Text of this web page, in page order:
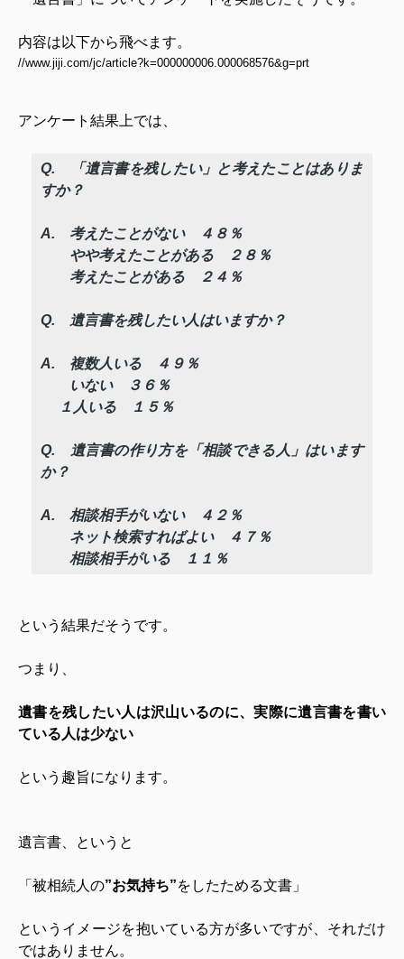
内容は以下から飛べます。
//www.jiji.com/jc/article?k=000000006.000068576&g=prt
アンケート結果上では、
Q. 「遺言書を残したい」と考えたことはありま
すか？
A. 考えたことがない ４８％
やや考えたことがある ２８％
考えたことがある ２４％
Q. 遺言書を残したい人はいますか？
A. 複数人いる ４９％
いない ３６％
１人いる １５％
Q. 遺言書の作り方を「相談できる人」はいます
か？
A. 相談相手がいない ４２％
ネット検索すればよい ４７％
相談相手がいる １１％
という結果だそうです。
つまり、
遺書を残したい人は沢山いるのに、実際に遺言書を書い
ている人は少ない
という趣旨になります。
遺言書、というと
「被相続人の”お気持ち”をしたためる文書」
というイメージを抱いている方が多いですが、それだけ
ではありません。